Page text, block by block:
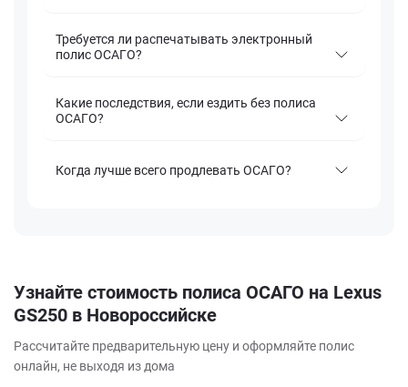
Требуется ли распечатывать электронный
полис ОСАГО?
Какие последствия, если ездить без полиса
ОСАГО?
Когда лучше всего продлевать ОСАГО?
Узнайте стоимость полиса ОСАГО на Lexus
GS250 в Новороссийске
Рассчитайте предварительную цену и оформляйте полис
онлайн, не выходя из дома